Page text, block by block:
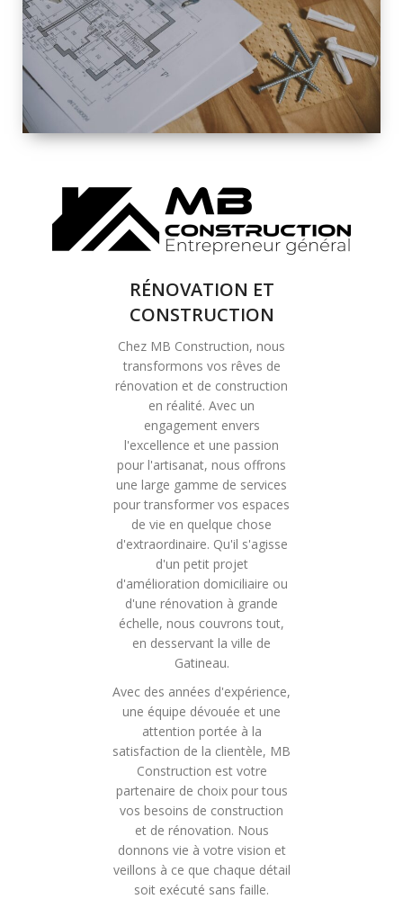
SOLUTIONS DE
RÉNOVATION
COMPLÈTE
RÉNOVATION ET
CONSTRUCTION
Chez MB Construction, nous
transformons vos rêves de
rénovation et de construction
en réalité. Avec un
engagement envers
l'excellence et une passion
pour l'artisanat, nous offrons
une large gamme de services
pour transformer vos espaces
de vie en quelque chose
d'extraordinaire. Qu'il s'agisse
d'un petit projet
d'amélioration domiciliaire ou
d'une rénovation à grande
échelle, nous couvrons tout,
en desservant la ville de
Gatineau.
Avec des années d'expérience,
une équipe dévouée et une
attention portée à la
satisfaction de la clientèle, MB
Construction est votre
partenaire de choix pour tous
vos besoins de construction
et de rénovation. Nous
donnons vie à votre vision et
veillons à ce que chaque détail
soit exécuté sans faille.